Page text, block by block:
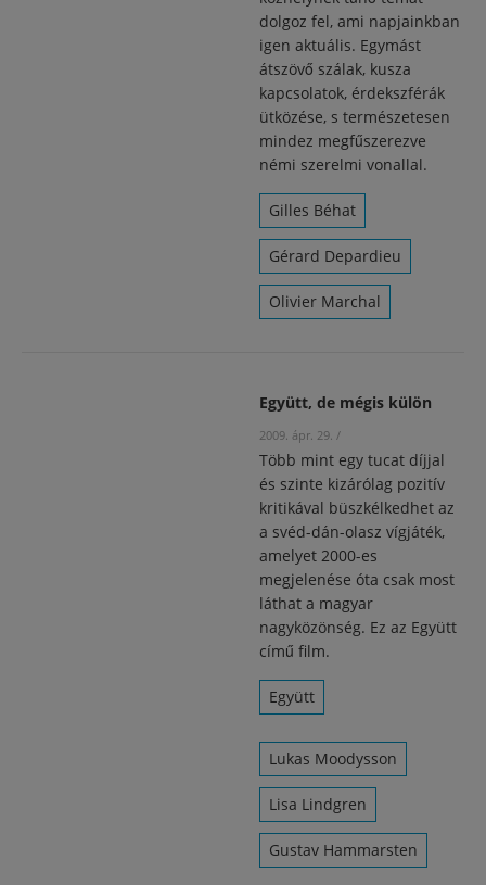
dolgoz fel, ami napjainkban
igen aktuális. Egymást
átszövő szálak, kusza
kapcsolatok, érdekszférák
ütközése, s természetesen
mindez megfűszerezve
némi szerelmi vonallal.
Gilles Béhat
Gérard Depardieu
Olivier Marchal
Együtt, de mégis külön
2009. ápr. 29. /
Több mint egy tucat díjjal
és szinte kizárólag pozitív
kritikával büszkélkedhet az
a svéd-dán-olasz vígjáték,
amelyet 2000-es
megjelenése óta csak most
láthat a magyar
nagyközönség. Ez az Együtt
című film.
Együtt
Lukas Moodysson
Lisa Lindgren
Gustav Hammarsten